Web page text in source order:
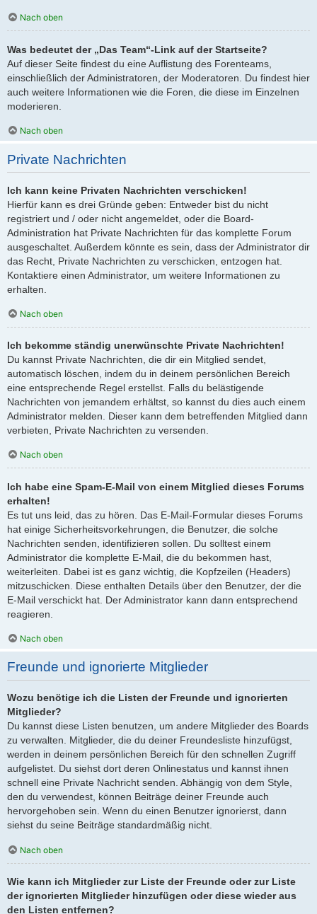
Nach oben
Was bedeutet der „Das Team“-Link auf der Startseite?
Auf dieser Seite findest du eine Auflistung des Forenteams,
einschließlich der Administratoren, der Moderatoren. Du findest hier
auch weitere Informationen wie die Foren, die diese im Einzelnen
moderieren.
Nach oben
Private Nachrichten
Ich kann keine Privaten Nachrichten verschicken!
Hierfür kann es drei Gründe geben: Entweder bist du nicht
registriert und / oder nicht angemeldet, oder die Board-
Administration hat Private Nachrichten für das komplette Forum
ausgeschaltet. Außerdem könnte es sein, dass der Administrator dir
das Recht, Private Nachrichten zu verschicken, entzogen hat.
Kontaktiere einen Administrator, um weitere Informationen zu
erhalten.
Nach oben
Ich bekomme ständig unerwünschte Private Nachrichten!
Du kannst Private Nachrichten, die dir ein Mitglied sendet,
automatisch löschen, indem du in deinem persönlichen Bereich
eine entsprechende Regel erstellst. Falls du belästigende
Nachrichten von jemandem erhältst, so kannst du dies auch einem
Administrator melden. Dieser kann dem betreffenden Mitglied dann
verbieten, Private Nachrichten zu versenden.
Nach oben
Ich habe eine Spam-E-Mail von einem Mitglied dieses Forums
erhalten!
Es tut uns leid, das zu hören. Das E-Mail-Formular dieses Forums
hat einige Sicherheitsvorkehrungen, die Benutzer, die solche
Nachrichten senden, identifizieren sollen. Du solltest einem
Administrator die komplette E-Mail, die du bekommen hast,
weiterleiten. Dabei ist es ganz wichtig, die Kopfzeilen (Headers)
mitzuschicken. Diese enthalten Details über den Benutzer, der die
E-Mail verschickt hat. Der Administrator kann dann entsprechend
reagieren.
Nach oben
Freunde und ignorierte Mitglieder
Wozu benötige ich die Listen der Freunde und ignorierten
Mitglieder?
Du kannst diese Listen benutzen, um andere Mitglieder des Boards
zu verwalten. Mitglieder, die du deiner Freundesliste hinzufügst,
werden in deinem persönlichen Bereich für den schnellen Zugriff
aufgelistet. Du siehst dort deren Onlinestatus und kannst ihnen
schnell eine Private Nachricht senden. Abhängig von dem Style,
den du verwendest, können Beiträge deiner Freunde auch
hervorgehoben sein. Wenn du einen Benutzer ignorierst, dann
siehst du seine Beiträge standardmäßig nicht.
Nach oben
Wie kann ich Mitglieder zur Liste der Freunde oder zur Liste
der ignorierten Mitglieder hinzufügen oder diese wieder aus
den Listen entfernen?